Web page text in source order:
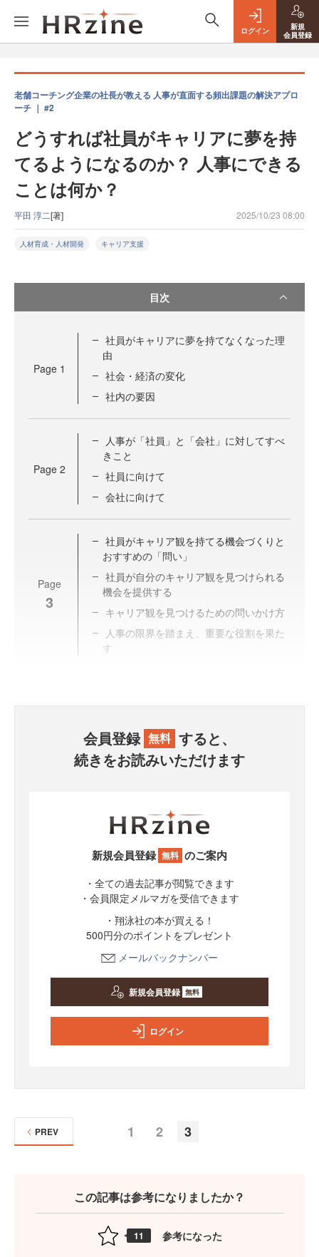
ログイン
新規
会員登録
老舗コーチング企業の社長が教える 人事が直面する頻出課題の解決アプロ
ーチ ｜ #2
どうすれば社員がキャリアに夢を持
てるようになるのか？ 人事にできる
ことは何か？
平田 淳二[著] 2025/10/23 08:00
人材育成・人材開発 キャリア支援
目次
Page 1
社員がキャリアに夢を持てなくなった理
由
社会・経済の変化
社内の要因
Page 2
人事が「社員」と「会社」に対してすべ
きこと
社員に向けて
会社に向けて
Page
3
社員がキャリア観を持てる機会づくりと
おすすめの「問い」
社員が自分のキャリア観を見つけられる
機会を提供する
キャリア観を見つけるための問いかけ方
人事の限界を踏まえ、重要な役割を果た
す
会員登録 無料 すると、
続きをお読みいただけます
新規会員登録 無料 のご案内
・全ての過去記事が閲覧できます
・会員限定メルマガを受信できます
・翔泳社の本が買える！
500円分のポイントをプレゼント
メールバックナンバー
新規会員登録 無料
ログイン
1 2 3
PREV
この記事は参考になりましたか？
11 参考になった